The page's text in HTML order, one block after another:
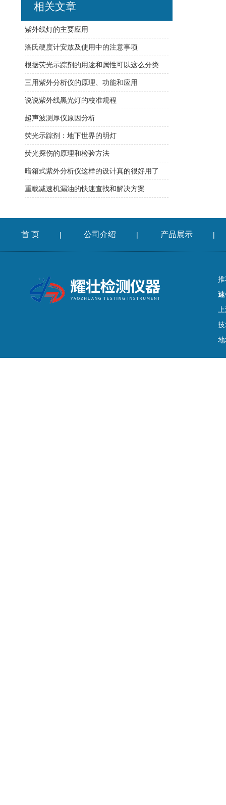
相关文章
紫外线灯的主要应用
洛氏硬度计安放及使用中的注意事项
根据荧光示踪剂的用途和属性可以这么分类
三用紫外分析仪的原理、功能和应用
说说紫外线黑光灯的校准规程
超声波测厚仪原因分析
荧光示踪剂：地下世界的明灯
荧光探伤的原理和检验方法
暗箱式紫外分析仪这样的设计真的很好用了
重载减速机漏油的快速查找和解决方案
首 页 | 公司介绍 | 产品展示 |